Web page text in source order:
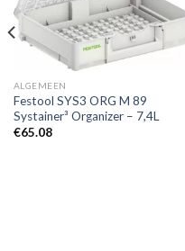
aan
verlanglijst
ALGEMEEN
Festool SYS3 ORG M 89
Systainer³ Organizer – 7,4L
€65.08